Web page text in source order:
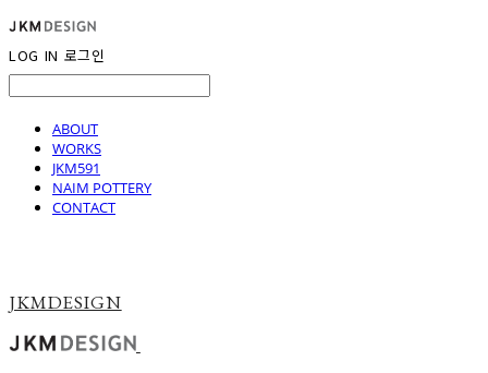
LOG IN 로그인
ABOUT
WORKS
JKM591
NAIM POTTERY
CONTACT
JKMDESIGN